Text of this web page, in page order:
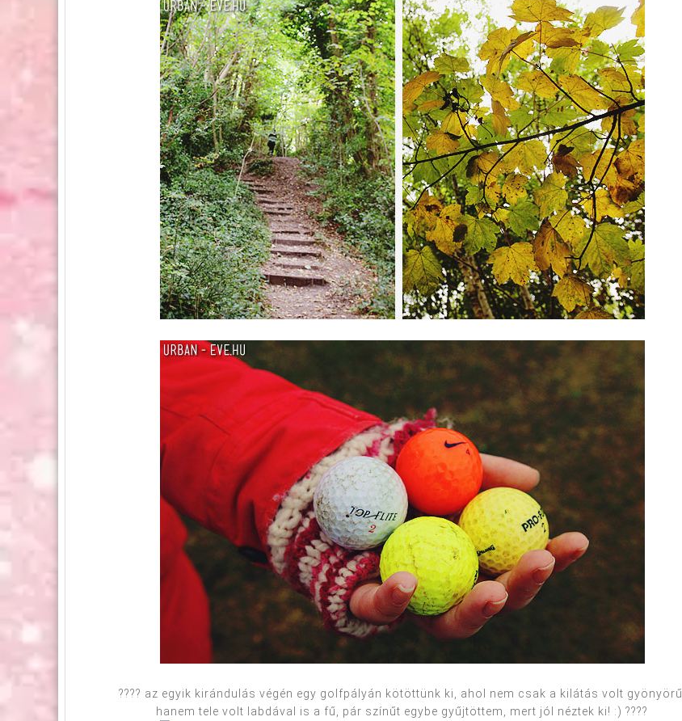
???? az egyik kirándulás végén egy golfpályán kötöttünk ki, ahol nem csak a kilátás volt gyönyörű,
hanem tele volt labdával is a fű, pár színűt egybe gyűjtöttem, mert jól néztek ki! :) ????